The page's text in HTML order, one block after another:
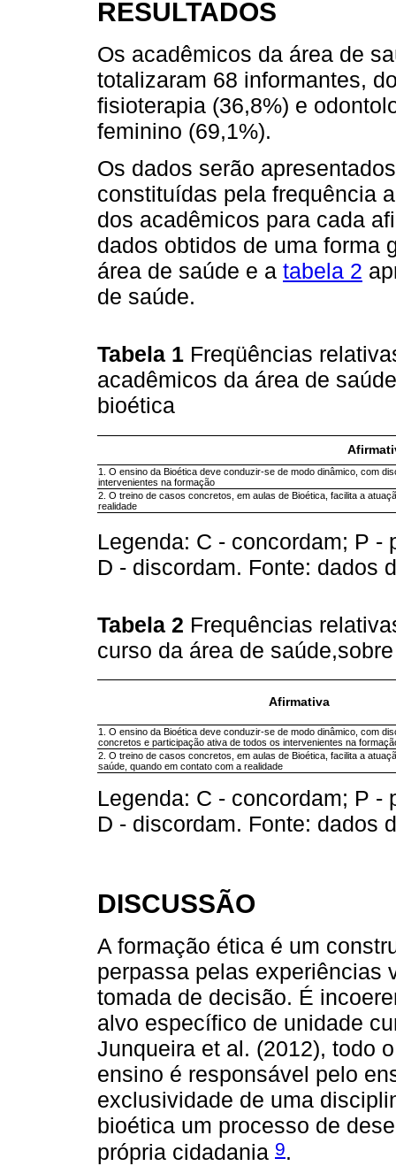
RESULTADOS
Os acadêmicos da área de
totalizaram 68 informantes,
fisioterapia (36,8%) e
feminino (69,1%).
Os dados serão
constituídas pela frequência
dos acadêmicos para cada
dados obtidos de uma forma
área de saúde e a tabela 2
de saúde.
Tabela 1 Freqüências
acadêmicos da área de
bioética
1. O ensino da Bioética deve conduzir-se de modo dinâmico, com
intervenientes na formação
2. O treino de casos concretos, em aulas de Bioética, facilita a
realidade
Legenda: C - concordam; P -
D - discordam. Fonte: dados
Tabela 2 Frequências
curso da área de
Afirmativa
1. O ensino da Bioética deve conduzir-se de modo dinâmico, com
concretos e participação ativa de todos os intervenientes na
2. O treino de casos concretos, em aulas de Bioética, facilita a
saúde, quando em contato com a realidade
Legenda: C - concordam; P -
D - discordam. Fonte: dados
DISCUSSÃO
A formação ética é um
perpassa pelas experiências
tomada de decisão. É
alvo específico de unidade
Junqueira et al. (2012), todo
ensino é responsável pelo
exclusividade de uma
bioética um processo de
própria cidadania 9.